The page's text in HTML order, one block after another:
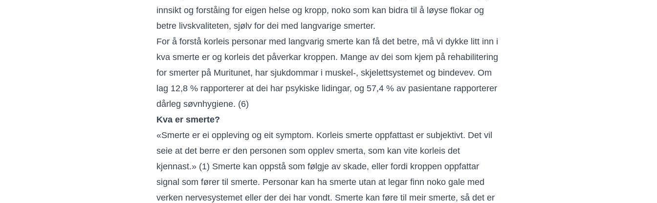
innsikt og forståing for eigen helse og kropp, noko som kan bidra til å løyse flokar og
betre livskvaliteten, sjølv for dei med langvarige smerter.
For å forstå korleis personar med langvarig smerte kan få det betre, må vi dykke litt inn i
kva smerte er og korleis det påverkar kroppen. Mange av dei som kjem på rehabilitering
for smerter på Muritunet, har sjukdommar i muskel-, skjelettsystemet og bindevev. Om
lag 12,8 % rapporterer at dei har psykiske lidingar, og 57,4 % av pasientane rapporterer
dårleg søvnhygiene. (6)
Kva er smerte?
«Smerte er ei oppleving og eit symptom. Korleis smerte oppfattast er subjektivt. Det vil
seie at det berre er den personen som opplev smerta, som kan vite korleis det
kjennast.» (1) Smerte kan oppstå som følgje av skade, eller fordi kroppen oppfattar
signal som fører til smerte. Personar kan ha smerte utan at legar finn noko gale med
verken nervesystemet eller der dei har vondt. Smerte kan føre til meir smerte, så det er